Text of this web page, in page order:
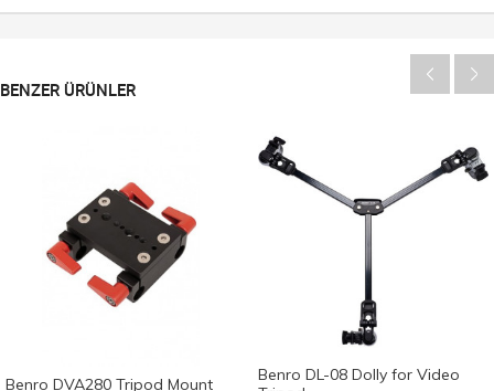
BENZER ÜRÜNLER
Benro DVA280 Tripod Mount
Benro DL-08 Dolly for Video